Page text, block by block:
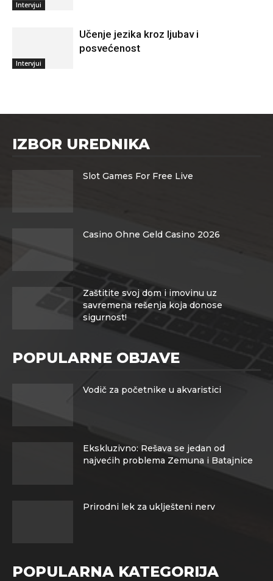
Intervjui
Intervjui
Učenje jezika kroz ljubav i
posvećenost
IZBOR UREDNIKA
Slot Games For Free Live
Casino Ohne Geld Casino 2026
Zaštitite svoj dom i imovinu uz
savremena rešenja koja donose
sigurnost!
POPULARNE OBJAVE
Vodič za početnike u akvaristici
Ekskluzivno: Rešava se jedan od
najvećih problema Zemuna i Batajnice
Prirodni lek za uklješteni nerv
POPULARNA KATEGORIJA